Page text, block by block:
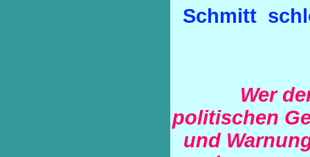
Schmitt
Wer
politischen
und